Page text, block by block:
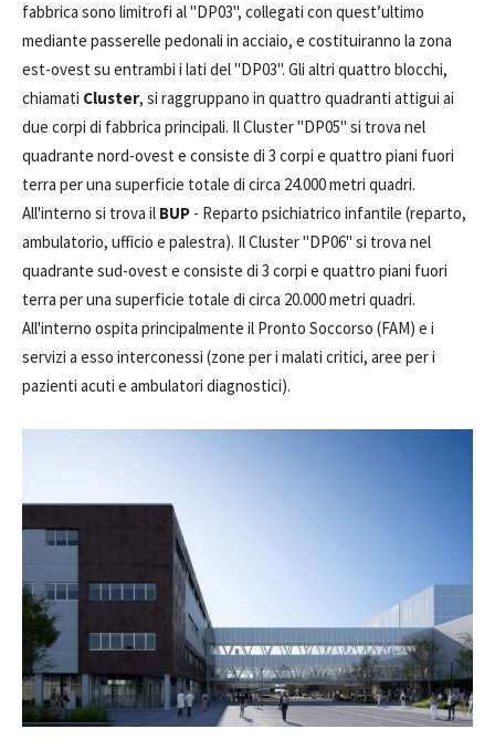
fabbrica sono limitrofi al "DP03", collegati con quest’ultimo
mediante passerelle pedonali in acciaio, e costituiranno la zona
est-ovest su entrambi i lati del "DP03". Gli altri quattro blocchi,
chiamati Cluster, si raggruppano in quattro quadranti attigui ai
due corpi di fabbrica principali. Il Cluster "DP05" si trova nel
quadrante nord-ovest e consiste di 3 corpi e quattro piani fuori
terra per una superficie totale di circa 24.000 metri quadri.
All'interno si trova il BUP - Reparto psichiatrico infantile (reparto,
ambulatorio, ufficio e palestra). Il Cluster "DP06" si trova nel
quadrante sud-ovest e consiste di 3 corpi e quattro piani fuori
terra per una superficie totale di circa 20.000 metri quadri.
All'interno ospita principalmente il Pronto Soccorso (FAM) e i
servizi a esso interconessi (zone per i malati critici, aree per i
pazienti acuti e ambulatori diagnostici).